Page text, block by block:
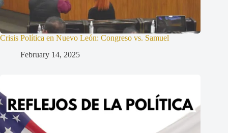
Crisis Política en Nuevo León: Congreso vs. Samuel
February 14, 2025